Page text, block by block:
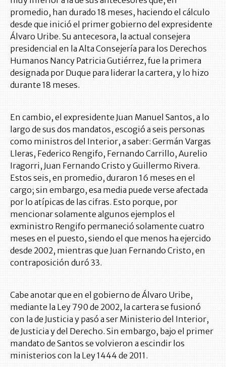
promedio, han durado 18 meses, haciendo el cálculo
desde que inició el primer gobierno del expresidente
Álvaro Uribe. Su antecesora, la actual consejera
presidencial en la Alta Consejería para los Derechos
Humanos Nancy Patricia Gutiérrez, fue la primera
designada por Duque para liderar la cartera, y lo hizo
durante 18 meses.
En cambio, el expresidente Juan Manuel Santos, a lo
largo de sus dos mandatos, escogió a seis personas
como ministros del Interior, a saber: Germán Vargas
Lleras, Federico Rengifo, Fernando Carrillo, Aurelio
Iragorri, Juan Fernando Cristo y Guillermo Rivera.
Estos seis, en promedio, duraron 16 meses en el
cargo; sin embargo, esa media puede verse afectada
por lo atípicas de las cifras. Esto porque, por
mencionar solamente algunos ejemplos el
exministro Rengifo permaneció solamente cuatro
meses en el puesto, siendo el que menos ha ejercido
desde 2002, mientras que Juan Fernando Cristo, en
contraposición duró 33.
Cabe anotar que en el gobierno de Álvaro Uribe,
mediante la Ley 790 de 2002, la cartera se fusionó
con la de Justicia y pasó a ser Ministerio del Interior,
de Justicia y del Derecho. Sin embargo, bajo el primer
mandato de Santos se volvieron a escindir los
ministerios con la Ley 1444 de 2011.